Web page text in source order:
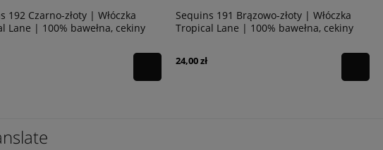
191 Brązowo-złoty | Włóczka
Lane | 100% bawełna, cekiny
Sequins 190 Jasny Brązowy | Włóczka
Tropical Lane | 100% bawełna, cekiny
24,00 zł